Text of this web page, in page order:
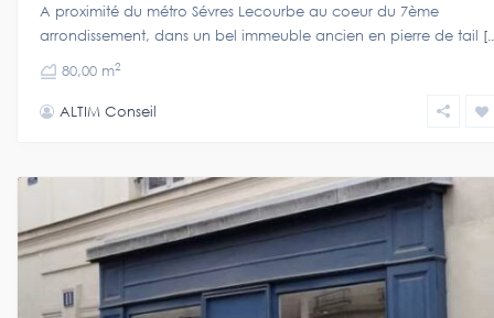
A proximité du métro Sévres Lecourbe au coeur du 7ème
arrondissement, dans un bel immeuble ancien en pierre de tail
80,00 m2
ALTIM Conseil